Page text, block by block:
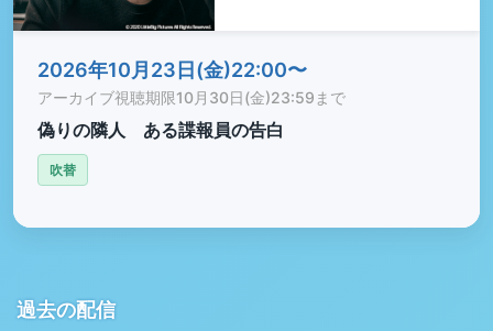
2026年10月23日(金)22:00〜
アーカイブ視聴期限10月30日(金)23:59まで
偽りの隣人 ある諜報員の告白
吹替
過去の配信